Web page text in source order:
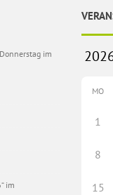
im
im
MO
1
8
15